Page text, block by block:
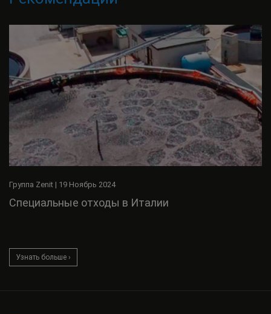
Группа Zenit | 19 Ноябрь 2024
Специальные отходы в Италии
Узнать больше ›